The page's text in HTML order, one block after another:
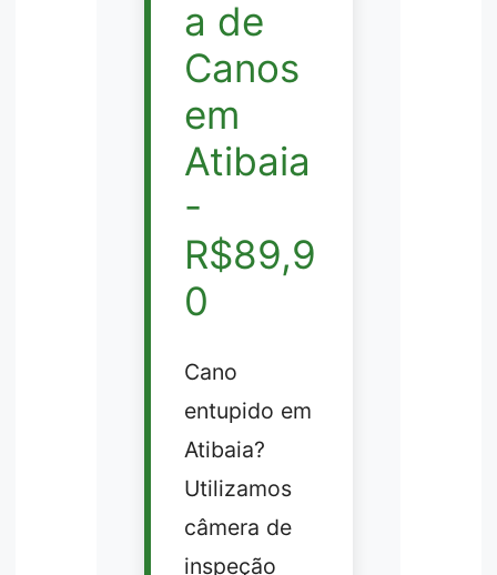
a de
Canos
em
Atibaia
-
R$89,9
0
Cano
entupido em
Atibaia?
Utilizamos
câmera de
inspeção